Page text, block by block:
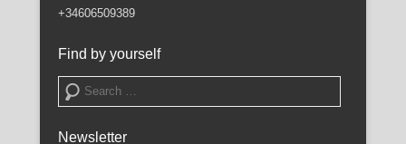
+34606509389
Find by yourself
Search
Newsletter